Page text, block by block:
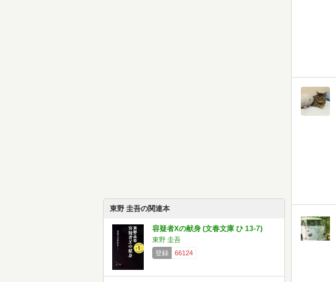
東野 圭吾の関連本
容疑者Xの献身 (文春文庫 ひ 13-7)
東野 圭吾
登録
66124